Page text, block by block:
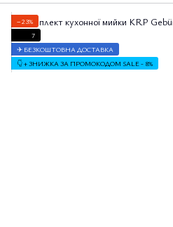
−23%
7
✈ БЕЗКОШТОВНА ДОСТАВКА
👇 + ЗНИЖКА ЗА ПРОМОКОДОМ SALE - 8%